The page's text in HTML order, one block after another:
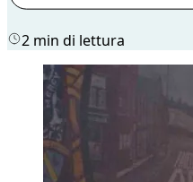
2 min di lettura